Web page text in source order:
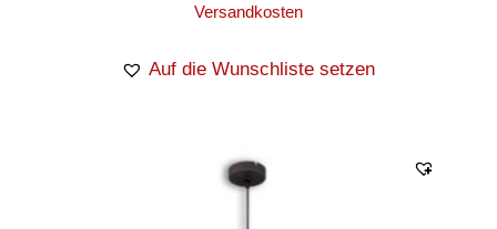
Versandkosten
Auf die Wunschliste setzen